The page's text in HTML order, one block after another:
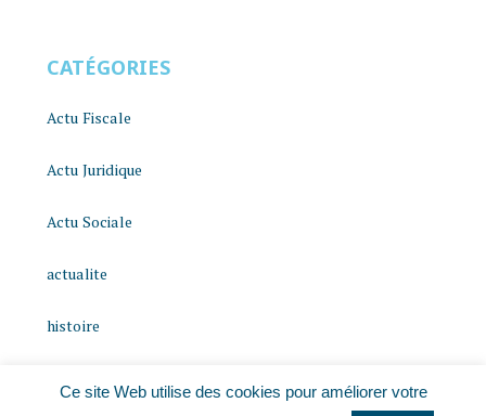
CATÉGORIES
Actu Fiscale
Actu Juridique
Actu Sociale
actualite
histoire
Ce site Web utilise des cookies pour améliorer votre